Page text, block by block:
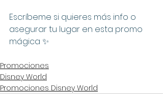
Escríbeme si quieres más info o
asegurar tu lugar en esta promo
mágica ✨
Promociones
Disney World
Promociones Disney World